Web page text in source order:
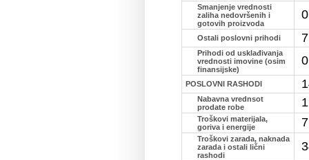
Smanjenje vrednosti
zaliha nedovršenih i
gotovih proizvoda
0
Ostali poslovni prihodi
Prihodi od usklađivanja
vrednosti imovine (osim
finansijske)
0
POSLOVNI RASHODI
Nabavna vrednsot
prodate robe
Troškovi materijala,
goriva i energije
Troškovi zarada, naknada
zarada i ostali lični
rashodi